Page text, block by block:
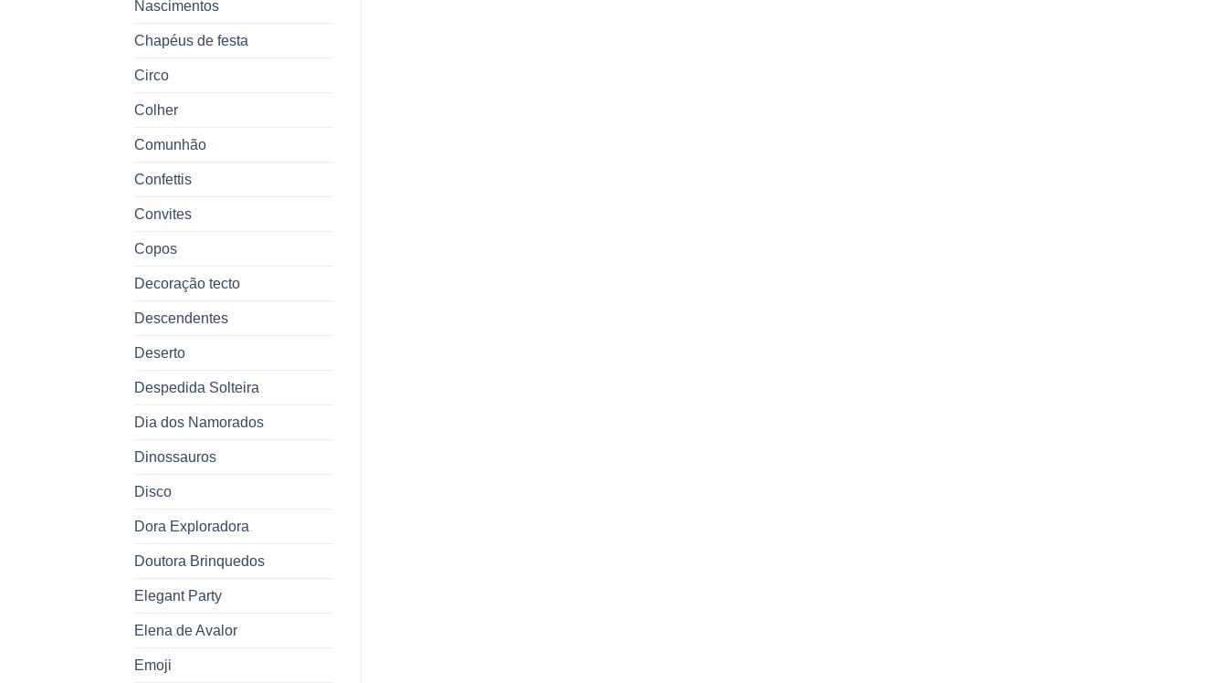
Nascimentos
Chapéus de festa
Circo
Colher
Comunhão
Confettis
Convites
Copos
Decoração tecto
Descendentes
Deserto
Despedida Solteira
Dia dos Namorados
Dinossauros
Disco
Dora Exploradora
Doutora Brinquedos
Elegant Party
Elena de Avalor
Emoji